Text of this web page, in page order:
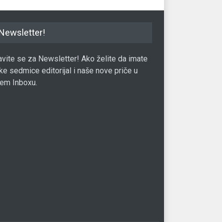
se za Newsletter! Ako želite da imate
sedmice editorijal i naše nove priče u
Inboxu.